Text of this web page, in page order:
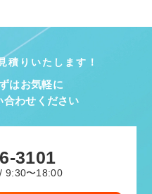
積りいたします！
はお気軽に
合わせください
3101
9:30〜18:00